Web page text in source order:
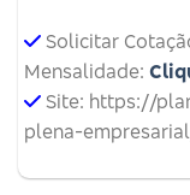
Solicitar
Mensalidade:
Site: https://
plena-